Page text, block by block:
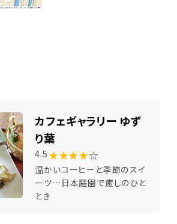
カフェギャラリー ゆず
り葉
4.5 ★★★★☆
温かいコーヒーと季節のスイ
ーツ…日本庭園で癒しのひと
とき